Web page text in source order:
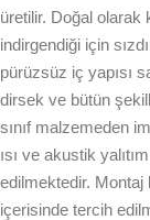
üretilir. Doğal olarak
indirgendiği için
pürüzsüz iç yapısı
dirsek ve bütün
sınıf malzemeden
ısı ve akustik
edilmektedir. Montaj
içerisinde tercih